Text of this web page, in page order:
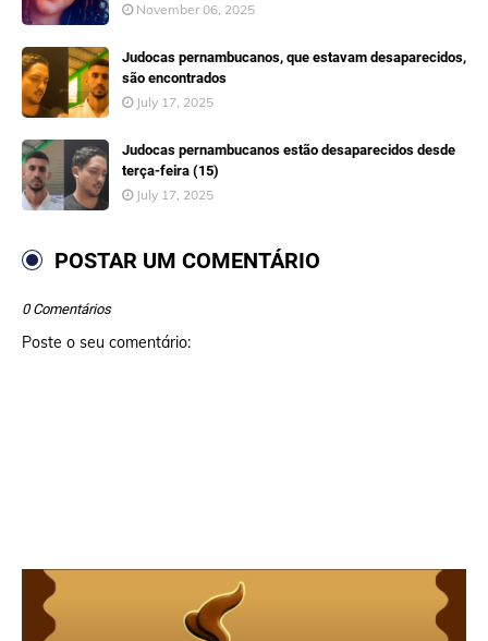
November 06, 2025
Judocas pernambucanos, que estavam desaparecidos,
são encontrados
July 17, 2025
Judocas pernambucanos estão desaparecidos desde
terça-feira (15)
July 17, 2025
POSTAR UM COMENTÁRIO
0 Comentários
Poste o seu comentário: